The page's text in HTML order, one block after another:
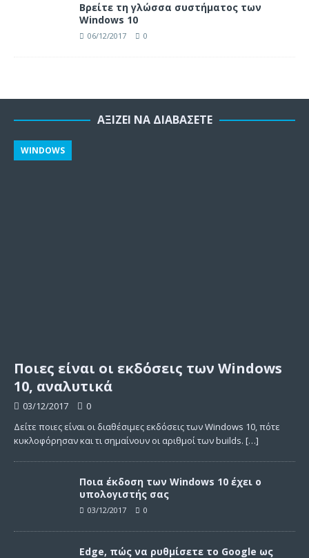
Βρείτε τη γλώσσα συστήματος των
Windows 10
06/12/2017 0
ΑΞΊΖΕΙ ΝΑ ΔΙΑΒΆΣΕΤΕ
Ποιες είναι οι εκδόσεις των Windows
10, αναλυτικά
WINDOWS
03/12/2017
0
Δείτε ποιες είναι οι διαθέσιμες εκδόσεις των Windows 10, πότε
κυκλοφόρησαν και τι σημαίνουν οι αριθμοί των builds. […]
Ποια έκδοση των Windows 10 έχει ο
υπολογιστής σας
03/12/2017 0
Edge, πώς να ρυθμίσετε το Google ως